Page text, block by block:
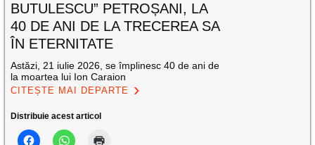
BUTULESCU” PETROȘANI, LA
40 DE ANI DE LA TRECEREA SA
ÎN ETERNITATE
Astăzi, 21 iulie 2026, se împlinesc 40 de ani de
la moartea lui Ion Caraion
CITEȘTE MAI DEPARTE
Distribuie acest articol